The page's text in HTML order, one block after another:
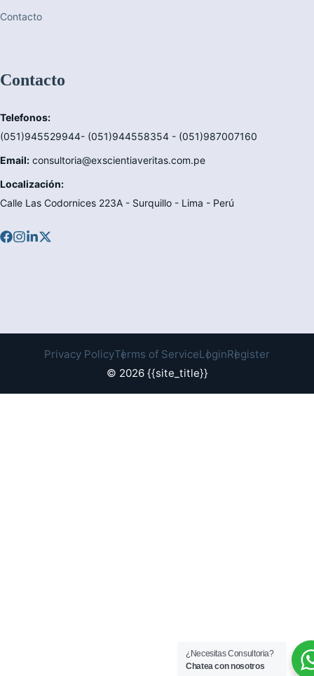
Contacto
Contacto
Telefonos:
(051)945529944- (051)944558354 - (051)987007160
Email: consultoria@exscientiaveritas.com.pe
Localización:
Calle Las Codornices 223A - Surquillo - Lima - Perú
© 2026 {{site_title}}
Privacy PolicyTerms of ServiceLoginRegister
¿Necesitas Consultoria?
Chatea con nosotros